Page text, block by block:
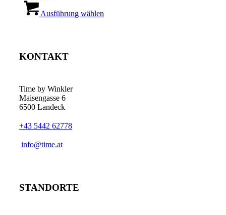
auf
Ausführung wählen
KONTAKT
Time by Winkler
Maisengasse 6
6500 Landeck
+43 5442 62778
­info@time.at
STANDORTE